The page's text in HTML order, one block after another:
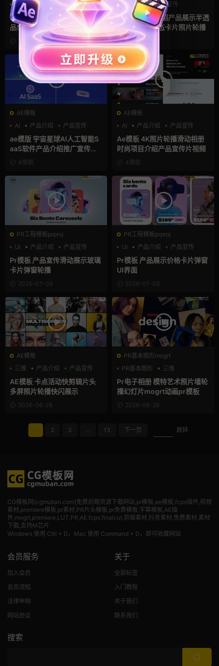
AI
产品介绍 产品宣传
Ae模板 未来科技AI人工智能产
品SaaS宣传片4K视频片头
产品介绍
产品宣传
产品展示
Ae模板 人物介绍产品展示半透
明毛玻璃框动态卡片照片轮播
3周前
AE模板
AI
产品介绍 产品宣传
ae模版 宇宙星球AI人工智能S
aaS软件产品介绍推广宣传片A
e模板4周前
AE模板
AI
产品介绍 产品宣传
Ae模板 4K照片轮播滑动相册
时尚项目介绍产品宣传片视频
4周前
PR工程模板prproj
UI
产品介绍 产品宣传
Pr模板 产品宣传滑动展示玻璃
卡片弹窗轮播
2026-07-08
PR工程模板prproj
UI
产品介绍 产品宣传
Pr模板 产品展示价格卡片弹窗
UI界面
2026-07-05
AE模板
三维
产品介绍 产品宣传
AE模板 卡点活动快剪辑片头
多屏照片轮播快闪展示
2026-06-28
PR基本图形mogrt
PR基本图形
三维
产品介绍
Pr电子相册 模特艺术照片墙轮
播幻灯片mogrt动画pr模板
2026-06-26
1 2 3 ... 13 下一页 跳转
CG模板网(cgmuban.com)免费后期资源下载网站,pr模板,ae模板,fcpx插件,视频
素材,premiere模板,pr素材,PR片头模板,pr免费模板,字幕模板,AE插
件,mogrt,premiere,LUT,PR,AE,fcpx,finalcut,剪辑素材,抖音素材,免费素材,素材
下载,支持M芯片
Windows 使用 Ctrl + D，Mac 使用 Command + D，即可收藏网站
会员服务
加入会员
会员须知
法律申明
网站协议
关于
全部标签
入门教程
关于我们
联系我们
搜索